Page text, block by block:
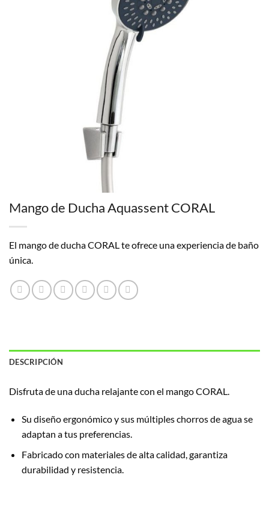
Mango de Ducha Aquassent CORAL
El mango de ducha CORAL te ofrece una experiencia de baño
única.
DESCRIPCIÓN
Disfruta de una ducha relajante con el mango CORAL.
Su diseño ergonómico y sus múltiples chorros de agua se
adaptan a tus preferencias.
Fabricado con materiales de alta calidad, garantiza
durabilidad y resistencia.